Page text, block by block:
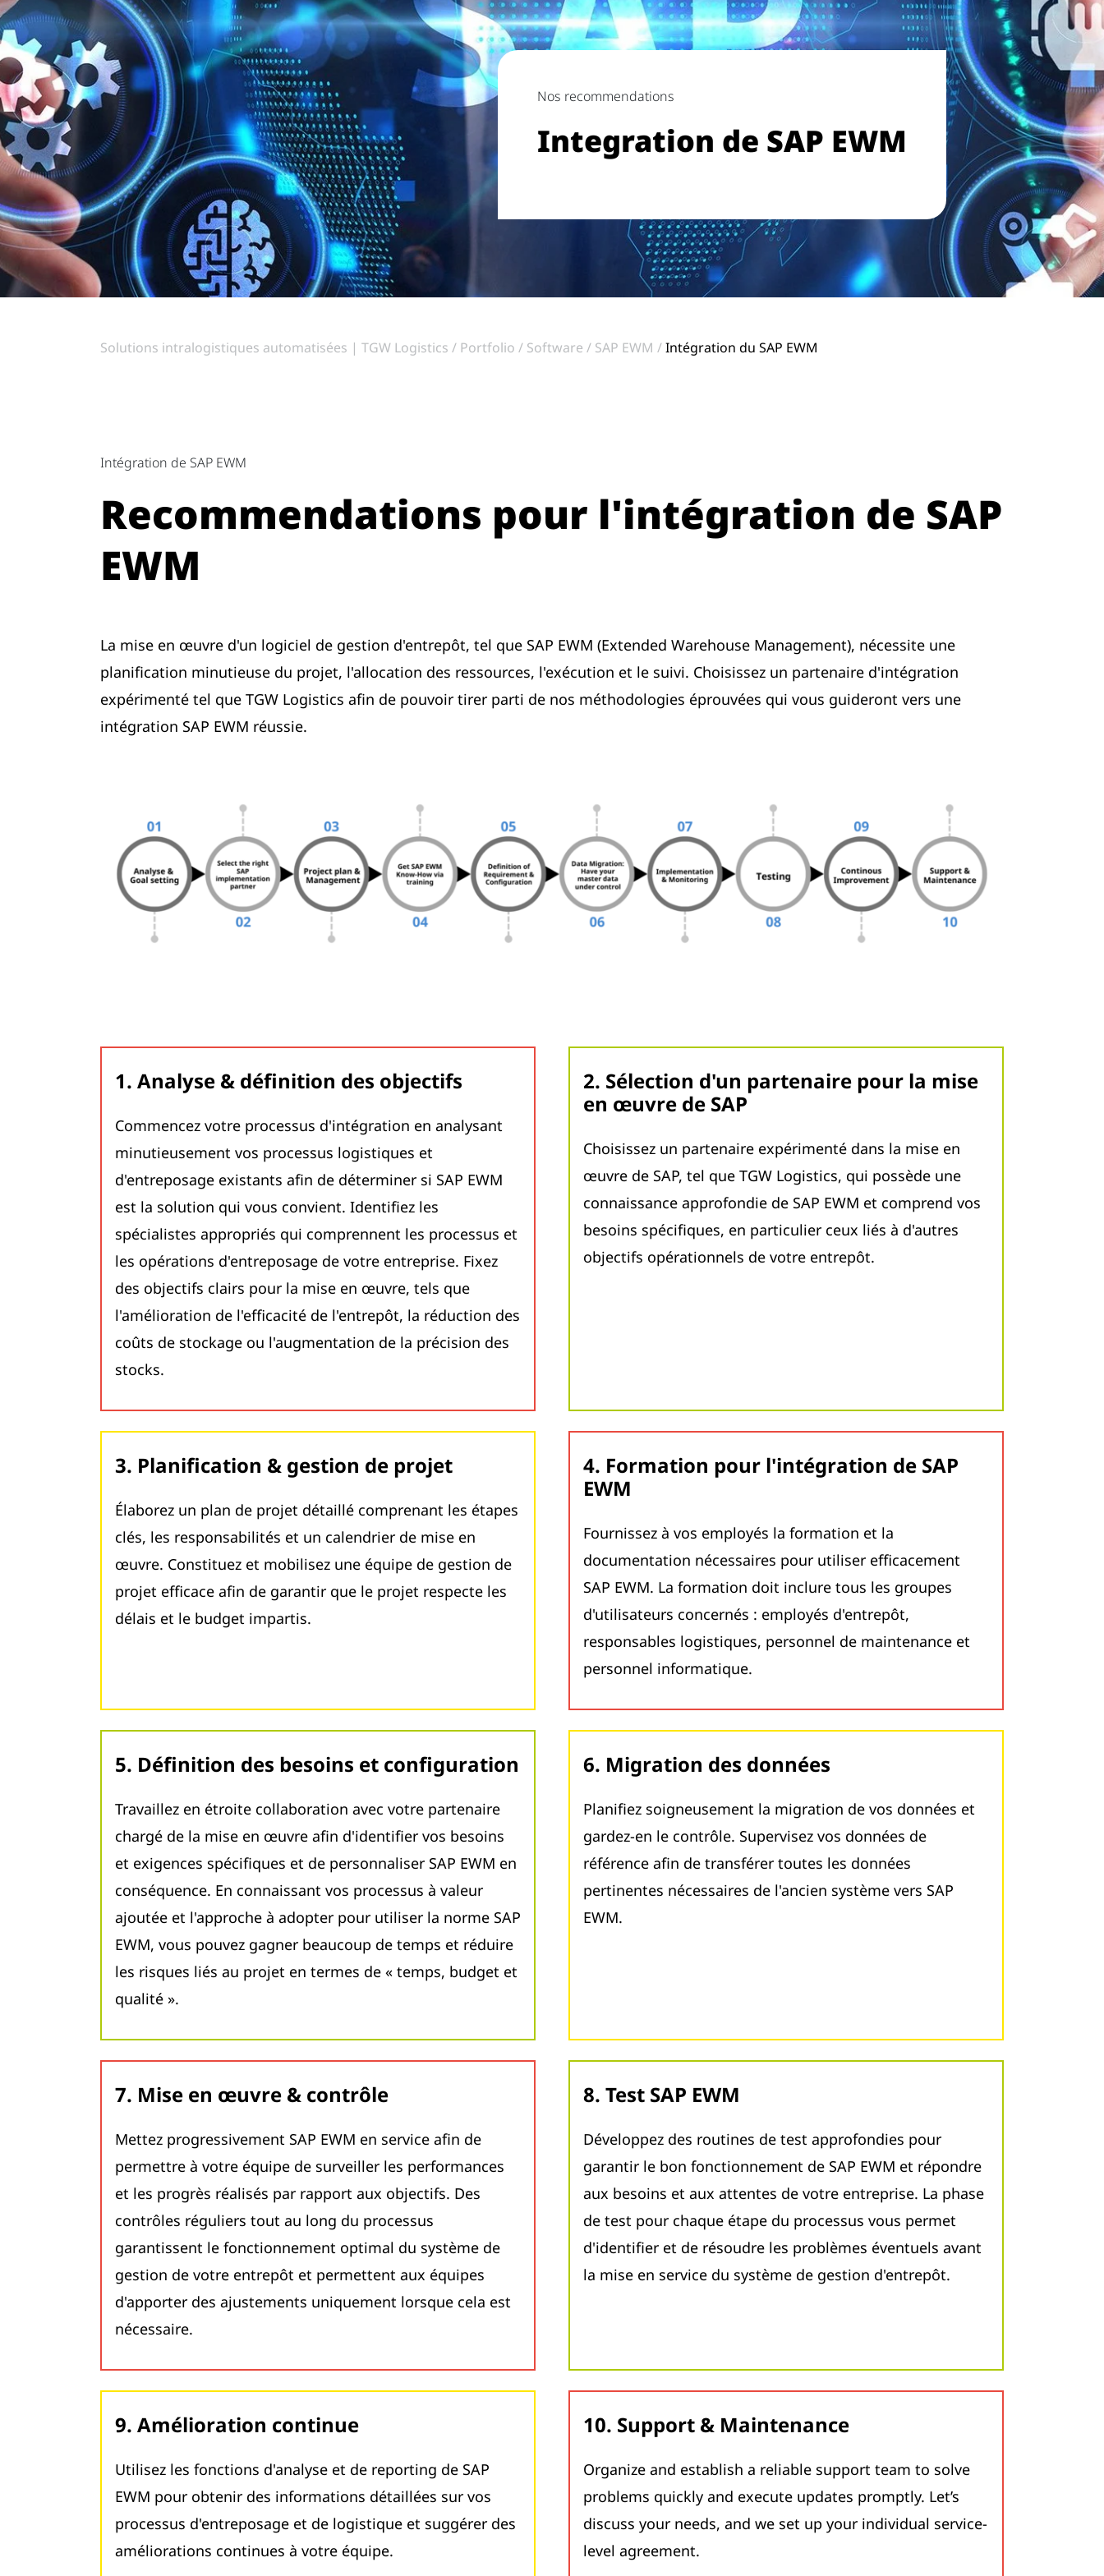
Nos recommendations
Integration de SAP EWM
Solutions intralogistiques automatisées | TGW Logistics Portfolio Software SAP EWM Intégration du SAP EWM
Intégration de SAP EWM
Recommendations pour l'intégration de SAP
EWM
La mise en œuvre d'un logiciel de gestion d'entrepôt, tel que SAP EWM (Extended Warehouse Management), nécessite une
planification minutieuse du projet, l'allocation des ressources, l'exécution et le suivi. Choisissez un partenaire d'intégration
expérimenté tel que TGW Logistics afin de pouvoir tirer parti de nos méthodologies éprouvées qui vous guideront vers une
intégration SAP EWM réussie.
1. Analyse & définition des objectifs
Commencez votre processus d'intégration en analysant
minutieusement vos processus logistiques et
d'entreposage existants afin de déterminer si SAP EWM
est la solution qui vous convient. Identifiez les
spécialistes appropriés qui comprennent les processus et
les opérations d'entreposage de votre entreprise. Fixez
des objectifs clairs pour la mise en œuvre, tels que
l'amélioration de l'efficacité de l'entrepôt, la réduction des
coûts de stockage ou l'augmentation de la précision des
stocks.
2. Sélection d'un partenaire pour la mise
en œuvre de SAP
Choisissez un partenaire expérimenté dans la mise en
œuvre de SAP, tel que TGW Logistics, qui possède une
connaissance approfondie de SAP EWM et comprend vos
besoins spécifiques, en particulier ceux liés à d'autres
objectifs opérationnels de votre entrepôt.
3. Planification & gestion de projet
Élaborez un plan de projet détaillé comprenant les étapes
clés, les responsabilités et un calendrier de mise en
œuvre. Constituez et mobilisez une équipe de gestion de
projet efficace afin de garantir que le projet respecte les
délais et le budget impartis.
4. Formation pour l'intégration de SAP
EWM
Fournissez à vos employés la formation et la
documentation nécessaires pour utiliser efficacement
SAP EWM. La formation doit inclure tous les groupes
d'utilisateurs concernés : employés d'entrepôt,
responsables logistiques, personnel de maintenance et
personnel informatique.
5. Définition des besoins et configuration
Travaillez en étroite collaboration avec votre partenaire
chargé de la mise en œuvre afin d'identifier vos besoins
et exigences spécifiques et de personnaliser SAP EWM en
conséquence. En connaissant vos processus à valeur
ajoutée et l'approche à adopter pour utiliser la norme SAP
EWM, vous pouvez gagner beaucoup de temps et réduire
les risques liés au projet en termes de « temps, budget et
qualité ».
6. Migration des données
Planifiez soigneusement la migration de vos données et
gardez-en le contrôle. Supervisez vos données de
référence afin de transférer toutes les données
pertinentes nécessaires de l'ancien système vers SAP
EWM.
7. Mise en œuvre & contrôle
Mettez progressivement SAP EWM en service afin de
permettre à votre équipe de surveiller les performances
et les progrès réalisés par rapport aux objectifs. Des
contrôles réguliers tout au long du processus
garantissent le fonctionnement optimal du système de
gestion de votre entrepôt et permettent aux équipes
d'apporter des ajustements uniquement lorsque cela est
nécessaire.
8. Test SAP EWM
Développez des routines de test approfondies pour
garantir le bon fonctionnement de SAP EWM et répondre
aux besoins et aux attentes de votre entreprise. La phase
de test pour chaque étape du processus vous permet
d'identifier et de résoudre les problèmes éventuels avant
la mise en service du système de gestion d'entrepôt.
9. Amélioration continue
Utilisez les fonctions d'analyse et de reporting de SAP
EWM pour obtenir des informations détaillées sur vos
processus d'entreposage et de logistique et suggérer des
améliorations continues à votre équipe.
10. Support & Maintenance
Organize and establish a reliable support team to solve
problems quickly and execute updates promptly. Let’s
discuss your needs, and we set up your individual service-
level agreement.